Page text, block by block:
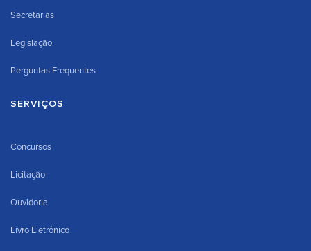
Secretarias
Legislação
Perguntas Frequentes
SERVIÇOS
Concursos
Licitação
Ouvidoria
Livro Eletrônico